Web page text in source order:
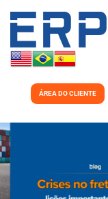
ÁREA DO CLIENTE